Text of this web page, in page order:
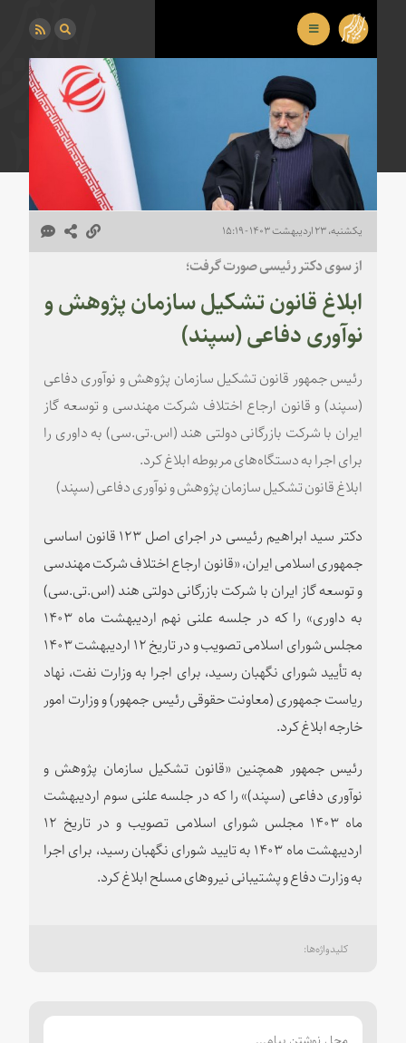
یکشنبه، ۲۳ اردیبهشت ۱۴۰۳ - ۱۵:۱۹
از سوی دکتر رئیسی صورت گرفت؛
ابلاغ قانون تشکیل سازمان پژوهش و
نوآوری دفاعی (سپند)
رئیس جمهور قانون تشکیل سازمان پژوهش و نوآوری دفاعی
(سپند) و قانون ارجاع اختلاف شرکت مهندسی و توسعه گاز
ایران با شرکت بازرگانی دولتی هند (اس.تی.سی) به داوری را
برای اجرا به دستگاه‌های مربوطه ابلاغ کرد.
ابلاغ قانون تشکیل سازمان پژوهش و نوآوری دفاعی (سپند)
دکتر سید ابراهیم رئیسی در اجرای اصل ۱۲۳ قانون اساسی
جمهوری اسلامی ایران، «قانون ارجاع اختلاف شرکت مهندسی
و توسعه گاز ایران با شرکت بازرگانی دولتی هند (اس.تی.سی)
به داوری» را که در جلسه علنی نهم اردیبهشت ماه ۱۴۰۳
مجلس شورای اسلامی تصویب و در تاریخ ۱۲ اردیبهشت ۱۴۰۳
به تأیید شورای نگهبان رسید، برای اجرا به وزارت نفت، نهاد
ریاست جمهوری (معاونت حقوقی رئیس جمهور) و وزارت امور
خارجه ابلاغ کرد.
رئیس جمهور همچنین «قانون تشکیل سازمان پژوهش و
نوآوری دفاعی (سپند)» را که در جلسه علنی سوم اردیبهشت
ماه ۱۴۰۳ مجلس شورای اسلامی تصویب و در تاریخ ۱۲
اردیبهشت ماه ۱۴۰۳ به تایید شورای نگهبان رسید، برای اجرا
به وزارت دفاع و پشتیبانی نیروهای مسلح ابلاغ کرد.